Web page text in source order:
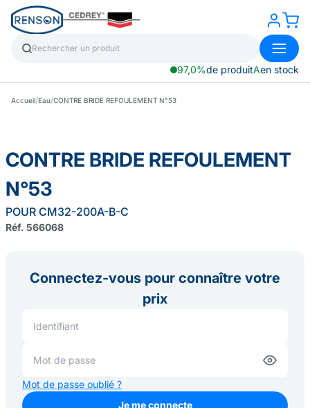
97,0%de produitAen stock
Accueil/Eau/CONTRE BRIDE REFOULEMENT N°53
CONTRE BRIDE REFOULEMENT
N°53
POUR CM32-200A-B-C
Réf. 566068
Connectez-vous pour connaître votre
prix
Mot de passe oublié ?
Je me connecte